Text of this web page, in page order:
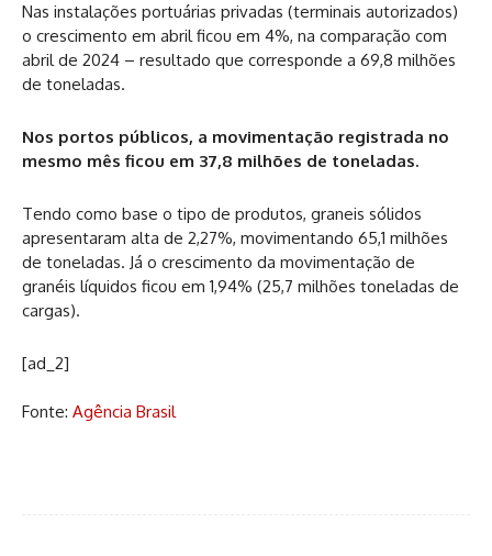
Nas instalações portuárias privadas (terminais autorizados)
o crescimento em abril ficou em 4%, na comparação com
abril de 2024 – resultado que corresponde a 69,8 milhões
de toneladas.
Nos portos públicos, a movimentação registrada no
mesmo mês ficou em 37,8 milhões de toneladas.
Tendo como base o tipo de produtos, graneis sólidos
apresentaram alta de 2,27%, movimentando 65,1 milhões
de toneladas. Já o crescimento da movimentação de
granéis líquidos ficou em 1,94% (25,7 milhões toneladas de
cargas).
[ad_2]
Fonte: Agência Brasil